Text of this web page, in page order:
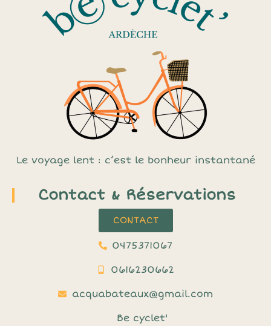
Le voyage lent : c’est le bonheur instantané
Contact & Réservations
CONTACT
0475371067
0616230662
acquabateaux@gmail.com
Be cyclet'